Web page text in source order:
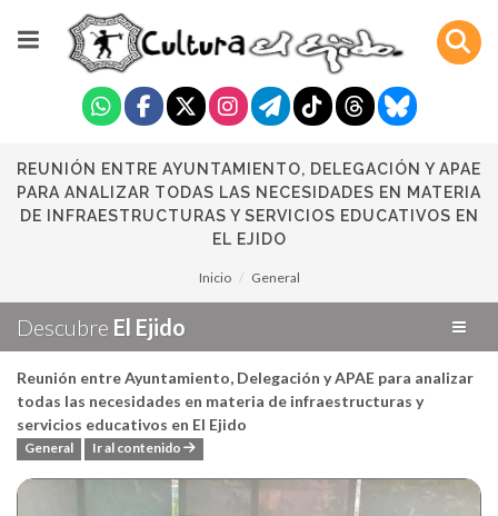
REUNIÓN ENTRE AYUNTAMIENTO, DELEGACIÓN Y APAE
PARA ANALIZAR TODAS LAS NECESIDADES EN MATERIA
DE INFRAESTRUCTURAS Y SERVICIOS EDUCATIVOS EN
EL EJIDO
Inicio General
Descubre El Ejido
Reunión entre Ayuntamiento, Delegación y APAE para analizar
todas las necesidades en materia de infraestructuras y
servicios educativos en El Ejido
General Ir al contenido